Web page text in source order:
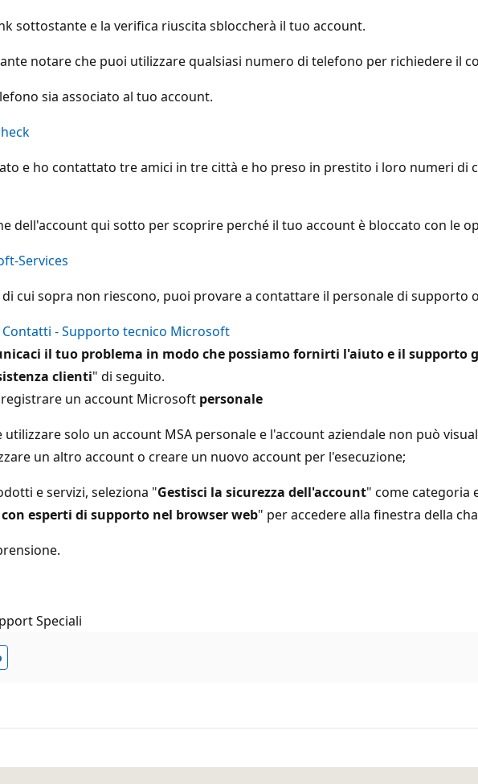
sottostante e la verifica riuscita sbloccherà il tuo account.
notare che puoi utilizzare qualsiasi numero di telefono per richiedere il
sia associato al tuo account.
e ho contattato tre amici in tre città e ho preso in prestito i loro numeri di
dell'account qui sotto per scoprire perché il tuo account è bloccato con le
Services
di cui sopra non riescono, puoi provare a contattare il personale di supporto
Contatti - Supporto tecnico Microsoft
il tuo problema in modo che possiamo fornirti l'aiuto e il supporto
clienti" di seguito.
un account Microsoft personale
solo un account MSA personale e l'account aziendale non può
un altro account o creare un nuovo account per l'esecuzione;
e servizi, seleziona "Gestisci la sicurezza dell'account" come categoria
esperti di supporto nel browser web" per accedere alla finestra della
Speciali